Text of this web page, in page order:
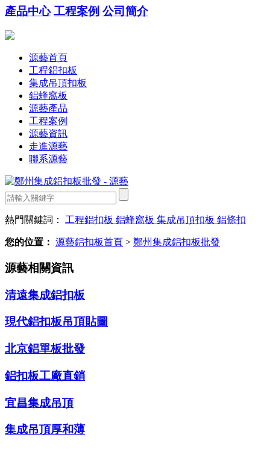
產品中心 工程案例 公司簡介
源藝首頁
工程鋁扣板
集成吊頂扣板
鋁蜂窩板
源藝產品
工程案例
源藝資訊
走進源藝
聯系源藝
熱門關鍵詞： 工程鋁扣板 鋁蜂窩板 集成吊頂扣板 鋁條扣
您的位置： 源藝鋁扣板首頁 > 鄭州集成鋁扣板批發
源藝相關資訊
清遠集成鋁扣板
現代鋁扣板吊頂貼圖
北京鋁單板批發
鋁扣板工廠直銷
宜昌集成吊頂
集成吊頂厚和薄